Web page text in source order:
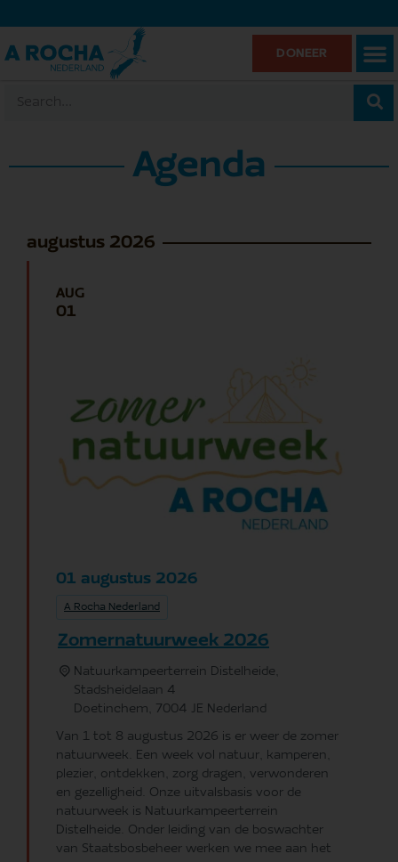
DONEER
Agenda
augustus 2026
AUG
01
01 augustus 2026
A Rocha Nederland
Zomernatuurweek 2026
Natuurkampeerterrein Distelheide,
Stadsheidelaan 4
Doetinchem
7004 JE Nederland
Van 1 tot 8 augustus 2026 is er weer de zomer
natuurweek. Een week vol natuur, kamperen,
plezier, ontdekken, zorg dragen, verwonderen
en gezelligheid. Onze uitvalsbasis voor de
natuurweek is Natuurkampeerterrein
Distelheide. Onder leiding van de boswachter
van Staatsbosbeheer werken we mee aan het